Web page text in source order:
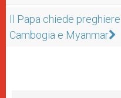
Il Papa chiede
Cambogia e Myanmar